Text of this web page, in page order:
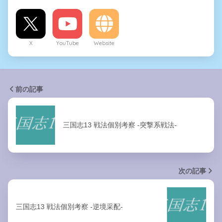
X YouTube Website
前の記事
三国志13 戦法個別考察 -突撃系戦法-
次の記事
三国志13 戦法個別考察 -逆境采配-